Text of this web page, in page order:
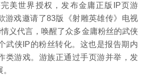
美世界授权，发布金庸正版IP页游
游戏邀请了83版《射雕英雄传》电视
情义代言，唤醒了众多金庸粉丝的武侠
武侠IP的粉丝转化。这也是报告期内
类游戏。游族正通过手页游并举，发